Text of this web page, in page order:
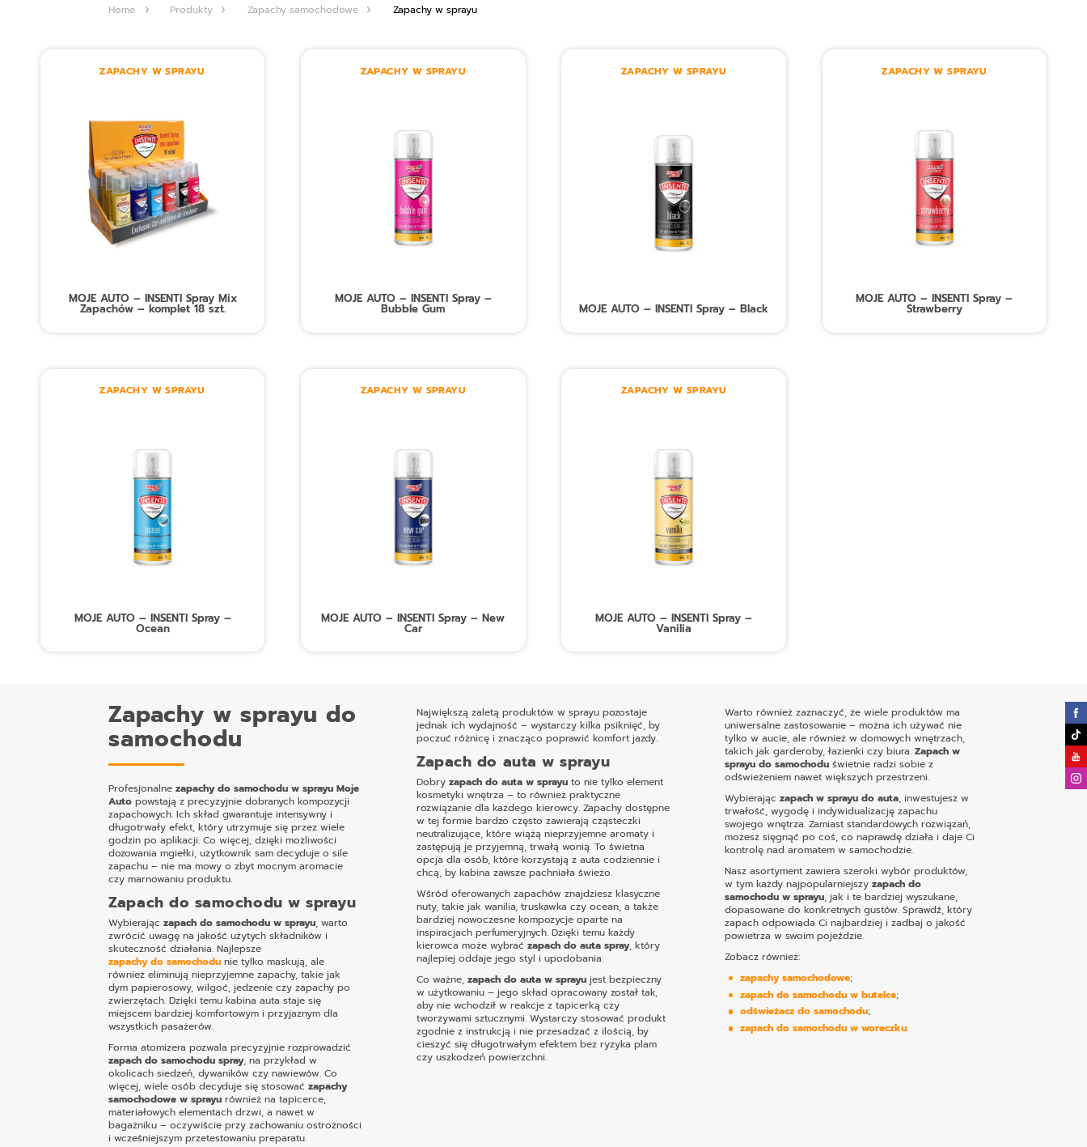
Home Produkty Zapachy samochodowe Zapachy w sprayu
ZAPACHY W SPRAYU
MOJE AUTO – INSENTI Spray Mix
Zapachów – komplet 18 szt.
ZAPACHY W SPRAYU
MOJE AUTO – INSENTI Spray –
Bubble Gum
ZAPACHY W SPRAYU
MOJE AUTO – INSENTI Spray – Black
ZAPACHY W SPRAYU
MOJE AUTO – INSENTI Spray –
Strawberry
ZAPACHY W SPRAYU
MOJE AUTO – INSENTI Spray –
Ocean
ZAPACHY W SPRAYU
MOJE AUTO – INSENTI Spray – New
Car
ZAPACHY W SPRAYU
MOJE AUTO – INSENTI Spray –
Vanilia
Zapachy w sprayu do
samochodu
Profesjonalnezapachy do samochodu w sprayu Moje
Auto powstają z precyzyjnie dobranych kompozycji
zapachowych. Ich skład gwarantuje intensywny i
długotrwały efekt, który utrzymuje się przez wiele
godzin po aplikacji. Co więcej, dzięki możliwości
dozowania mgiełki, użytkownik sam decyduje o sile
zapachu – nie ma mowy o zbyt mocnym aromacie
czy marnowaniu produktu.
Zapach do samochodu w sprayu
Wybierajączapach do samochodu w sprayu, warto
zwrócić uwagę na jakość użytych składników i
skuteczność działania. Najlepsze
zapachy do samochodu nie tylko maskują, ale
również eliminują nieprzyjemne zapachy, takie jak
dym papierosowy, wilgoć, jedzenie czy zapachy po
zwierzętach. Dzięki temu kabina auta staje się
miejscem bardziej komfortowym i przyjaznym dla
wszystkich pasażerów.
Forma atomizera pozwala precyzyjnie rozprowadzić
zapach do samochodu spray, na przykład w
okolicach siedzeń, dywaników czy nawiewów. Co
więcej, wiele osób decyduje się stosowaćzapachy
samochodowe w sprayu również na tapicerce,
materiałowych elementach drzwi, a nawet w
bagażniku – oczywiście przy zachowaniu ostrożności
i wcześniejszym przetestowaniu preparatu.
Największą zaletą produktów w sprayu pozostaje
jednak ich wydajność – wystarczy kilka psiknięć, by
poczuć różnicę i znacząco poprawić komfort jazdy.
Zapach do auta w sprayu
Dobryzapach do auta w sprayu to nie tylko element
kosmetyki wnętrza – to również praktyczne
rozwiązanie dla każdego kierowcy. Zapachy dostępne
w tej formie bardzo często zawierają cząsteczki
neutralizujące, które wiążą nieprzyjemne aromaty i
zastępują je przyjemną, trwałą wonią. To świetna
opcja dla osób, które korzystają z auta codziennie i
chcą, by kabina zawsze pachniała świeżo.
Wśród oferowanych zapachów znajdziesz klasyczne
nuty, takie jak wanilia, truskawka czy ocean, a także
bardziej nowoczesne kompozycje oparte na
inspiracjach perfumeryjnych. Dzięki temu każdy
kierowca może wybraćzapach do auta spray, który
najlepiej oddaje jego styl i upodobania.
Co ważne,zapach do auta w sprayu jest bezpieczny
w użytkowaniu – jego skład opracowany został tak,
aby nie wchodził w reakcje z tapicerką czy
tworzywami sztucznymi. Wystarczy stosować produkt
zgodnie z instrukcją i nie przesadzać z ilością, by
cieszyć się długotrwałym efektem bez ryzyka plam
czy uszkodzeń powierzchni.
Warto również zaznaczyć, że wiele produktów ma
uniwersalne zastosowanie – można ich używać nie
tylko w aucie, ale również w domowych wnętrzach,
takich jak garderoby, łazienki czy biura. Zapach w
sprayu do samochoduświetnie radzi sobie z
odświeżeniem nawet większych przestrzeni.
Wybierając zapach w sprayu do auta, inwestujesz w
trwałość, wygodę i indywidualizację zapachu
swojego wnętrza. Zamiast standardowych rozwiązań,
możesz sięgnąć po coś, co naprawdę działa i daje Ci
kontrolę nad aromatem w samochodzie.
Nasz asortyment zawiera szeroki wybór produktów,
w tym każdy najpopularniejszy zapach do
samochodu w sprayu, jak i te bardziej wyszukane,
dopasowane do konkretnych gustów. Sprawdź, który
zapach odpowiada Ci najbardziej i zadbaj o jakość
powietrza w swoim pojeździe.
Zobacz również:
zapachy samochodowe;
zapach do samochodu w butelce;
odświeżacz do samochodu;
zapach do samochodu w woreczku.